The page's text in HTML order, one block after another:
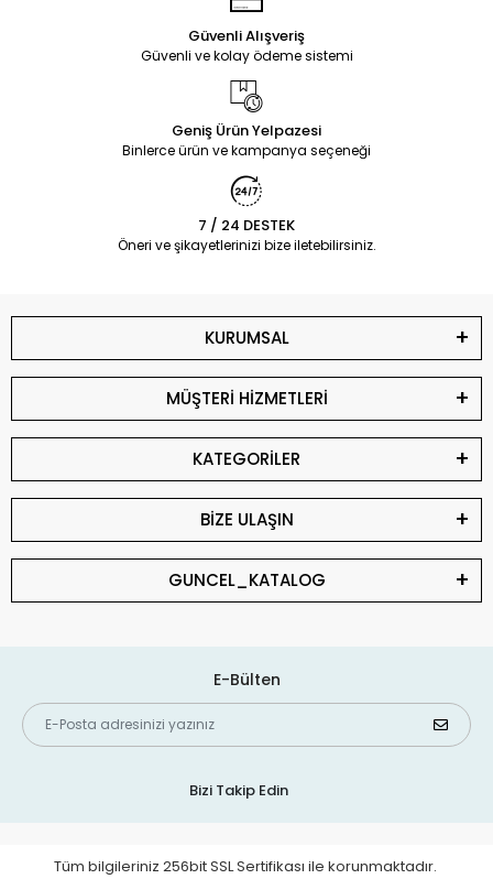
Güvenli Alışveriş
Güvenli ve kolay ödeme sistemi
Geniş Ürün Yelpazesi
Binlerce ürün ve kampanya seçeneği
7 / 24 DESTEK
Öneri ve şikayetlerinizi bize iletebilirsiniz.
KURUMSAL
MÜŞTERİ HİZMETLERİ
KATEGORİLER
BİZE ULAŞIN
GUNCEL_KATALOG
E-Bülten
Bizi Takip Edin
Tüm bilgileriniz 256bit SSL Sertifikası ile korunmaktadır.